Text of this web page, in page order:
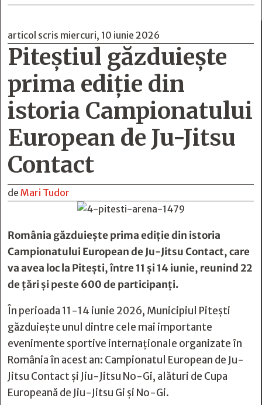
articol scris miercuri, 10 iunie 2026
Piteștiul găzduiește
prima ediție din
istoria Campionatului
European de Ju-Jitsu
Contact
de Mari Tudor
România găzduiește prima ediție din istoria
Campionatului European de Ju-Jitsu Contact, care
va avea loc la Pitești, între 11 și 14 iunie, reunind 22
de țări și peste 600 de participanți.
În perioada 11-14 iunie 2026, Municipiul Pitești
găzduiește unul dintre cele mai importante
evenimente sportive internaționale organizate în
România în acest an: Campionatul European de Ju-
Jitsu Contact și Jiu-Jitsu No-Gi, alături de Cupa
Europeană de Jiu-Jitsu Gi și No-Gi.